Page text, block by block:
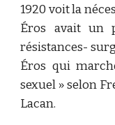
1920 voit la
Éros avait un
résistances-
Éros qui
sexuel » selon
Lacan.